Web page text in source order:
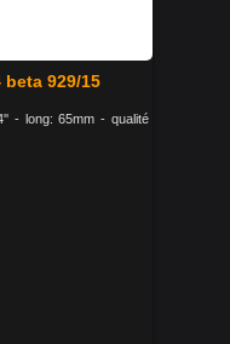
929/15
- long: 65mm - qualité